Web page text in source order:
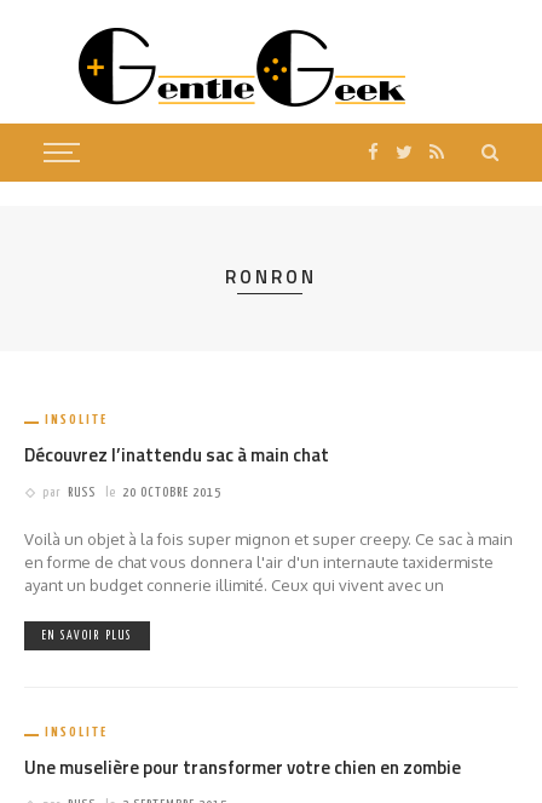
RONRON
INSOLITE
Découvrez l’inattendu sac à main chat
par RUSS le 20 OCTOBRE 2015
Voilà un objet à la fois super mignon et super creepy. Ce sac à main
en forme de chat vous donnera l'air d'un internaute taxidermiste
ayant un budget connerie illimité. Ceux qui vivent avec un
EN SAVOIR PLUS
INSOLITE
Une muselière pour transformer votre chien en zombie